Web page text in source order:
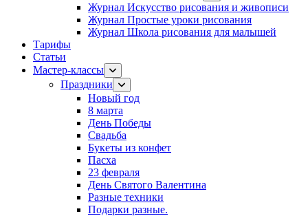
Журнал Искусство рисования и живописи
Журнал Простые уроки рисования
Журнал Школа рисования для малышей
Тарифы
Статьи
Мастер-классы
Праздники
Новый год
8 марта
День Победы
Свадьба
Букеты из конфет
Пасха
23 февраля
День Святого Валентина
Разные техники
Подарки разные.